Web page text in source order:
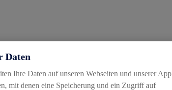
Daten
Ihre Daten auf unseren Webseiten und unserer App
mit denen eine Speicherung und ein Zugriff auf